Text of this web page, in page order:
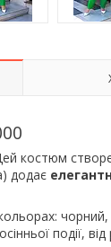
костюм
додає
події,